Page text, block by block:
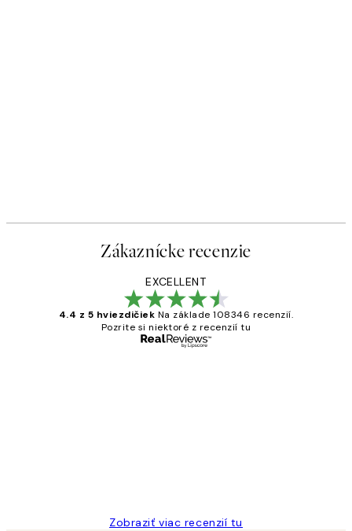
Zákaznícke recenzie
EXCELLENT
4.4 z 5 hviezdičiek Na základe 108346 recenzií.
Pozrite si niektoré z recenzií tu
Zobraziť viac recenzií tu